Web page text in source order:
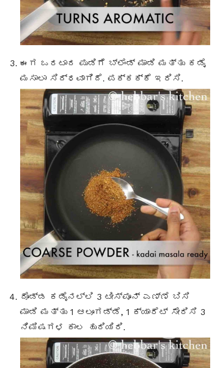
ಈಗ ಒರಟಾದ ಪುಡಿಗೆ ಬ್ಲೆಂಡ್ ಮಾಡಿ ಮತ್ತು ಕಡೈ
ಮಸಾಲಾ ಸಿದ್ಧವಾಗಿದೆ. ಪಕ್ಕಕ್ಕೆ ಇರಿಸಿ.
ದೊಡ್ಡ ಕಡೈನಲ್ಲಿ 3 ಟೀಸ್ಪೂನ್ ಎಣ್ಣೆ ಬಿಸಿ
ಮಾಡಿ ಮತ್ತು 1 ಆಲೂಗಡ್ಡೆ, 1 ಕ್ಯಾರೆಟ್ ಸೇರಿಸಿ 3
ನಿಮಿಷಗಳ ಕಾಲ ಹುರಿಯಿರಿ.